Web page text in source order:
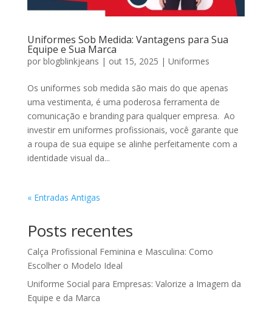
Uniformes Sob Medida: Vantagens para Sua
Equipe e Sua Marca
por blogblinkjeans | out 15, 2025 | Uniformes
Os uniformes sob medida são mais do que apenas
uma vestimenta, é uma poderosa ferramenta de
comunicação e branding para qualquer empresa. Ao
investir em uniformes profissionais, você garante que
a roupa de sua equipe se alinhe perfeitamente com a
identidade visual da...
« Entradas Antigas
Posts recentes
Calça Profissional Feminina e Masculina: Como
Escolher o Modelo Ideal
Uniforme Social para Empresas: Valorize a Imagem da
Equipe e da Marca